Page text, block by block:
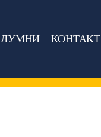
КОНТАКТ